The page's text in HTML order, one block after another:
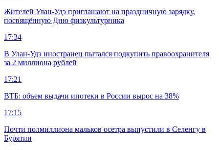
Жителей Улан-Удэ приглашают на праздничную зарядку,
посвящённую Дню физкультурника
17:34
В Улан-Удэ иностранец пытался подкупить правоохранителя
за 2 миллиона рублей
17:21
ВТБ: объем выдачи ипотеки в России вырос на 38%
17:15
Почти полмиллиона мальков осетра выпустили в Селенгу в
Бурятии